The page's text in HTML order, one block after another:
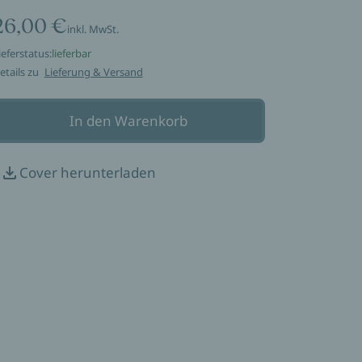
€inkl. MwSt.
lieferbar
zu Lieferung & Versand
In den Warenkorb
Cover herunterladen